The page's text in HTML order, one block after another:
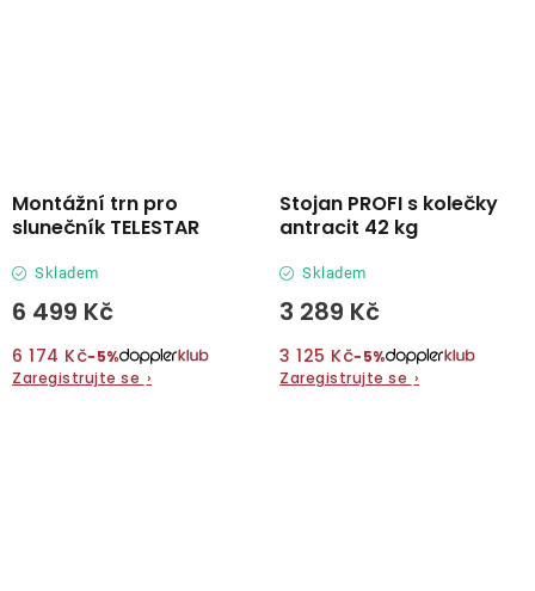
Montážní trn pro
slunečník TELESTAR
Skladem
6 499 Kč
6 174 Kč−5%
Zaregistrujte se ›
Stojan PROFI s kolečky
antracit 42 kg
Skladem
3 289 Kč
3 125 Kč−5%
Zaregistrujte se ›